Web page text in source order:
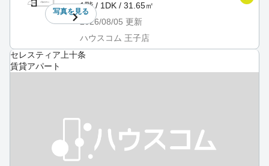
写真を見る
1階 / 1DK / 31.65㎡
2026/08/05 更新
ハウスコム 王子店
セレスティア上十条
賃貸アパート